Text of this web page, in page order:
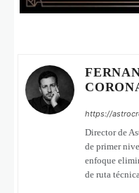
https://
Director de
de primer
enfoque
de ruta